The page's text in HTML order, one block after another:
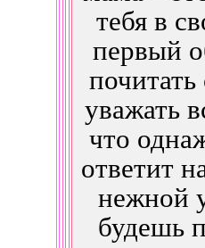
тебя в
первый
уважать
что
ответит
нежной
будешь